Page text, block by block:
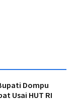
Dompu
Usai HUT RI